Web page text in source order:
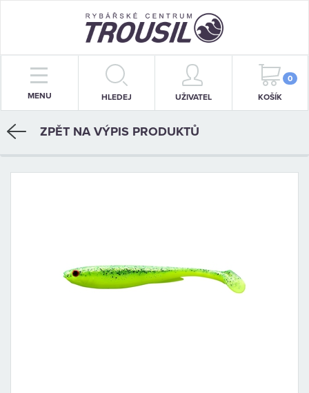
MENU HLEDEJ UŽIVATEL
0
KOŠÍK
PRUTY
NAVIJÁKY
BIŽUTERIE
ZPĚT NA VÝPIS PRODUKTŮ